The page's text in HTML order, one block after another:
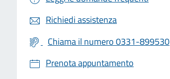
Richiedi assistenza
Chiama il numero 0331-899530
Prenota appuntamento